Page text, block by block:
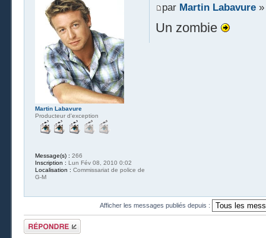
par Martin Labavure»
Un zombie
Martin Labavure
Producteur d'exception
Message(s) : 266
Inscription : Lun Fév 08, 2010 0:02
Localisation : Commissariat de police de
G-M
Afficher les messages publiés depuis :
Publier une
réponse